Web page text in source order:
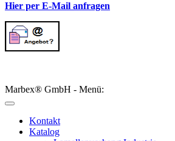
Hier per E-Mail anfragen
Marbex® GmbH - Menü:
Kontakt
Katalog